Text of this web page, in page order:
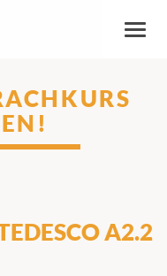
Attiva
A2.2